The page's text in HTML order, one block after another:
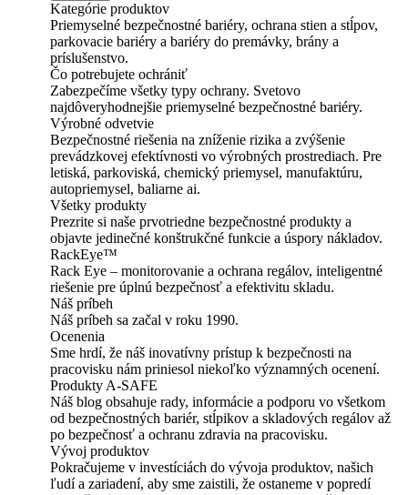
Kategórie produktov
Priemyselné bezpečnostné bariéry, ochrana stien a stĺpov,
parkovacie bariéry a bariéry do premávky, brány a
príslušenstvo.
Čo potrebujete ochrániť
Zabezpečíme všetky typy ochrany. Svetovo
najdôveryhodnejšie priemyselné bezpečnostné bariéry.
Výrobné odvetvie
Bezpečnostné riešenia na zníženie rizika a zvýšenie
prevádzkovej efektívnosti vo výrobných prostrediach. Pre
letiská, parkoviská, chemický priemysel, manufaktúru,
autopriemysel, baliarne ai.
Všetky produkty
Prezrite si naše prvotriedne bezpečnostné produkty a
objavte jedinečné konštrukčné funkcie a úspory nákladov.
RackEye™
Rack Eye – monitorovanie a ochrana regálov, inteligentné
riešenie pre úplnú bezpečnosť a efektivitu skladu.
Náš príbeh
Náš príbeh sa začal v roku 1990.
Ocenenia
Sme hrdí, že náš inovatívny prístup k bezpečnosti na
pracovisku nám priniesol niekoľko významných ocenení.
Produkty A-SAFE
Náš blog obsahuje rady, informácie a podporu vo všetkom
od bezpečnostných bariér, stĺpikov a skladových regálov až
po bezpečnosť a ochranu zdravia na pracovisku.
Vývoj produktov
Pokračujeme v investíciách do vývoja produktov, našich
ľudí a zariadení, aby sme zaistili, že ostaneme v popredí